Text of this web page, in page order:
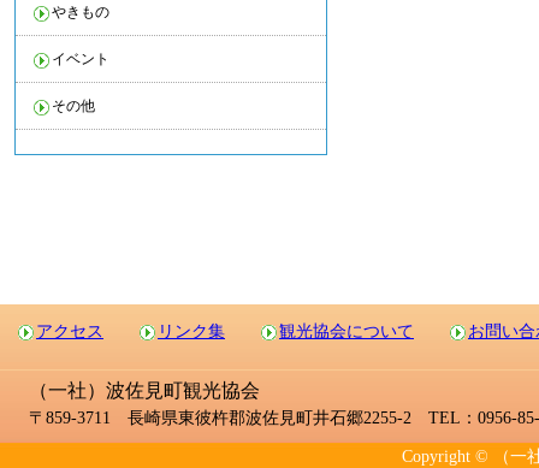
やきもの
イベント
その他
アクセス リンク集 観光協会について お問い
（一社）波佐見町観光協会
〒859-3711 長崎県東彼杵郡波佐見町井石郷2255-2 TEL：0956-
Copyright © （一